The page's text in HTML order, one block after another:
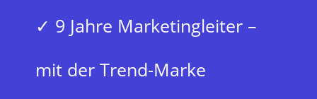
✓ 9 Jahre Marketingleiter –
mit der Trend-Marke